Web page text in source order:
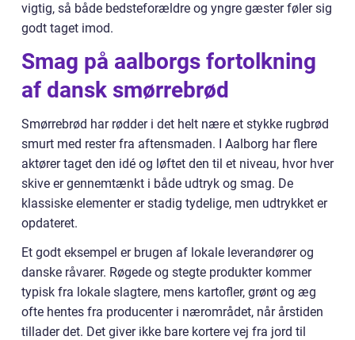
vigtig, så både bedsteforældre og yngre gæster føler sig
godt taget imod.
Smag på aalborgs fortolkning
af dansk smørrebrød
Smørrebrød har rødder i det helt nære et stykke rugbrød
smurt med rester fra aftensmaden. I Aalborg har flere
aktører taget den idé og løftet den til et niveau, hvor hver
skive er gennemtænkt i både udtryk og smag. De
klassiske elementer er stadig tydelige, men udtrykket er
opdateret.
Et godt eksempel er brugen af lokale leverandører og
danske råvarer. Røgede og stegte produkter kommer
typisk fra lokale slagtere, mens kartofler, grønt og æg
ofte hentes fra producenter i nærområdet, når årstiden
tillader det. Det giver ikke bare kortere vej fra jord til